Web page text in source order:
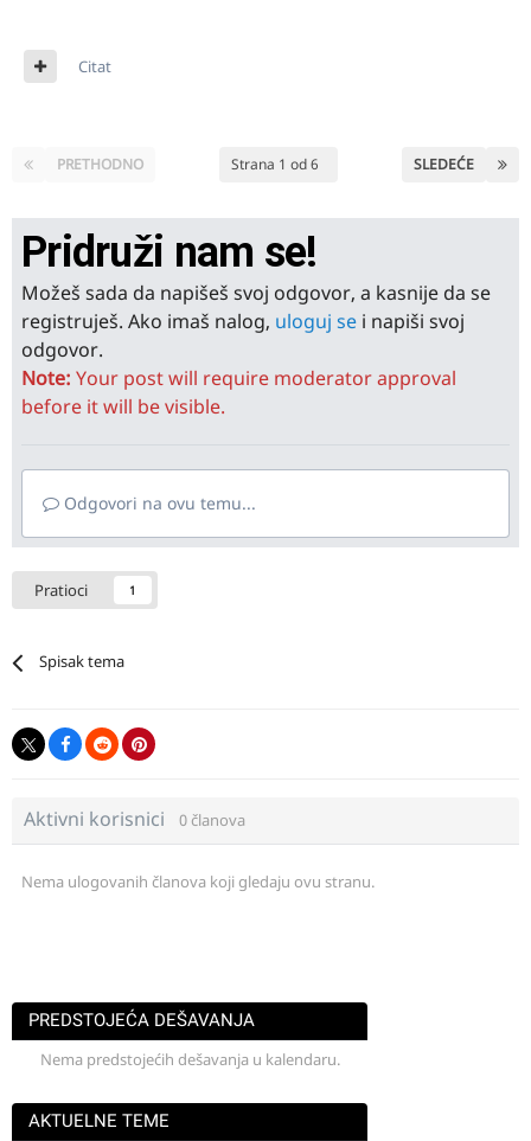
Citat
PRETHODNO SLEDEĆE
Strana 1 od 6
Pridruži nam se!
Možeš sada da napišeš svoj odgovor, a kasnije da se
registruješ. Ako imaš nalog, uloguj se i napiši svoj
odgovor.
Note: Your post will require moderator approval
before it will be visible.
Odgovori na ovu temu...
Pratioci 1
Spisak tema
Aktivni korisnici 0 članova
Nema ulogovanih članova koji gledaju ovu stranu.
PREDSTOJEĆA DEŠAVANJA
Nema predstojećih dešavanja u kalendaru.
AKTUELNE TEME